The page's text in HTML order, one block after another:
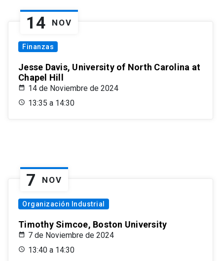
14 NOV
Finanzas
Jesse Davis, University of North Carolina at
Chapel Hill
14 de Noviembre de 2024
13:35 a 14:30
7 NOV
Organización Industrial
Timothy Simcoe, Boston University
7 de Noviembre de 2024
13:40 a 14:30